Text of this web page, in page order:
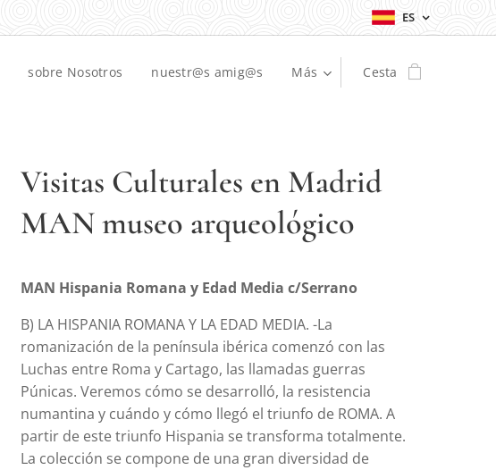
ES
sobre Nosotros nuestr@s amig@s Más Cesta
Visitas Culturales en Madrid
MAN museo arqueológico
MAN Hispania Romana y Edad Media c/Serrano
B) LA HISPANIA ROMANA Y LA EDAD MEDIA. -La
romanización de la península ibérica comenzó con las
Luchas entre Roma y Cartago, las llamadas guerras
Púnicas. Veremos cómo se desarrolló, la resistencia
numantina y cuándo y cómo llegó el triunfo de ROMA. A
partir de este triunfo Hispania se transforma totalmente.
La colección se compone de una gran diversidad de